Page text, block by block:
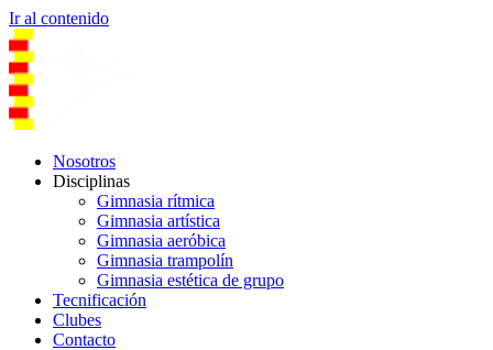
Ir al contenido
Nosotros
Disciplinas
Gimnasia rítmica
Gimnasia artística
Gimnasia aeróbica
Gimnasia trampolín
Gimnasia estética de grupo
Tecnificación
Clubes
Contacto